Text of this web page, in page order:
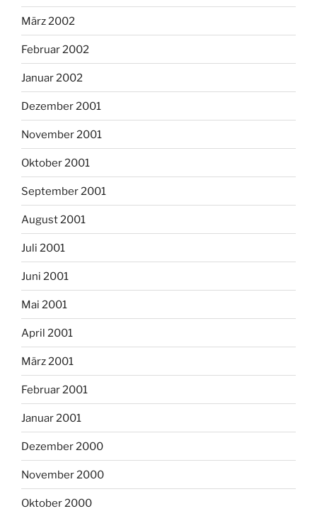
März 2002
Februar 2002
Januar 2002
Dezember 2001
November 2001
Oktober 2001
September 2001
August 2001
Juli 2001
Juni 2001
Mai 2001
April 2001
März 2001
Februar 2001
Januar 2001
Dezember 2000
November 2000
Oktober 2000